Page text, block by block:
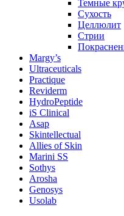
Темные
Сухость
Целлюлит
Стрии
Margy’s
Ultraceuticals
Practique
Reviderm
HydroPeptide
iS Clinical
Asap
Skintellectual
Allies of Skin
Marini SS
Sothys
Arosha
Genosys
Usolab